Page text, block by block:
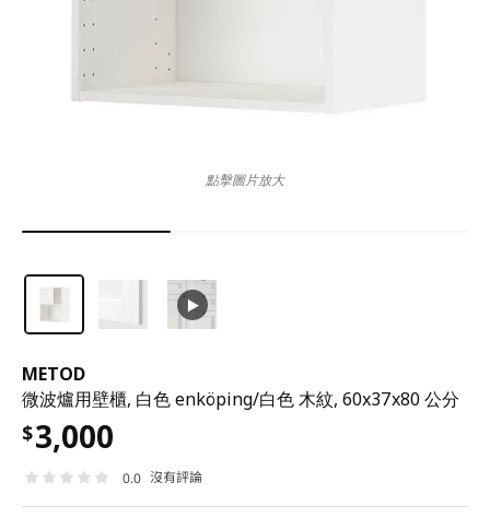
METOD
微波爐用壁櫃, 白色 enköping/白色 木紋, 60x37x80 公分
$3,000
0.0 沒有評論
點擊圖片放大